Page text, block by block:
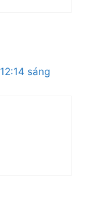
sáng